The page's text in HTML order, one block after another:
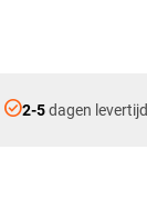
check_circle2-5dagen levertijd